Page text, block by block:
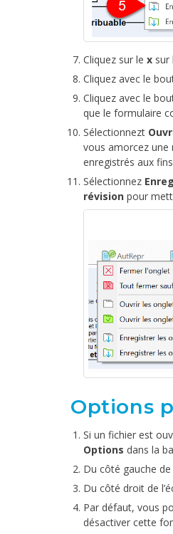
Cliquez sur le x sur
Cliquez avec le
Cliquez avec le
que le formulaire
Sélectionnezt
vous amorcez une
enregistrés aux
Sélectionnez
révision pour
Options
Si un fichier est
Options dans la
Du côté gauche
Du côté droit de
Par défaut, vous
désactiver cette